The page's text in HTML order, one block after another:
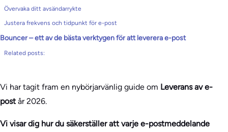
Övervaka ditt avsändarrykte
Justera frekvens och tidpunkt för e-post
Bouncer – ett av de bästa verktygen för att leverera e-post
Related posts:
Vi har tagit fram en nybörjarvänlig guide om Leverans av e-
postår 2026.
Vi visar dig hur du säkerställer att varje e-postmeddelande